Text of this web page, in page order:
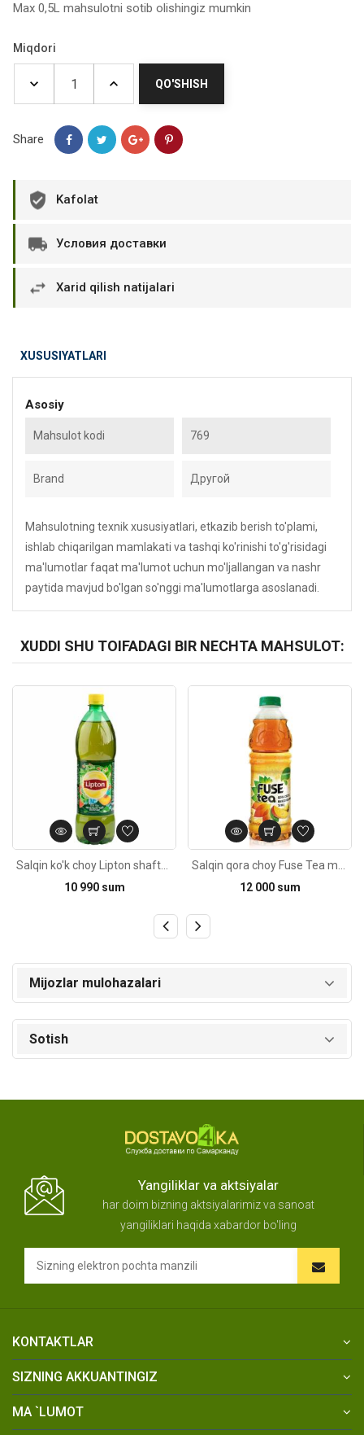
Max 0,5L mahsulotni sotib olishingiz mumkin
Miqdori
QO'SHISH
Share
Kafolat
Условия доставки
Xarid qilish natijalari
XUSUSIYATLARI
Asosiy
Mahsulot kodi 769
Brand Другой
Mahsulotning texnik xususiyatlari, etkazib berish to'plami,
ishlab chiqarilgan mamlakati va tashqi ko'rinishi to'g'risidagi
ma'lumotlar faqat ma'lumot uchun mo'ljallangan va nashr
paytida mavjud bo'lgan so'nggi ma'lumotlarga asoslanadi.
XUDDI SHU TOIFADAGI BIR NECHTA MAHSULOT:
10 990 sum
12 000 sum
Mijozlar mulohazalari
Sotish
Yangiliklar va aktsiyalar
har doim bizning aktsiyalarimiz va sanoat
yangiliklari haqida xabardor bo'ling
KONTAKTLAR
SIZNING AKKUANTINGIZ
MA `LUMOT